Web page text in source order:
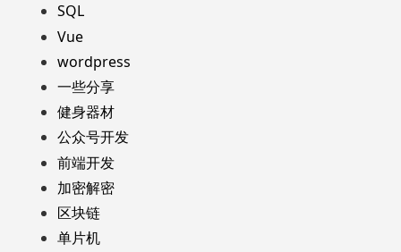
SQL
Vue
wordpress
一些分享
健身器材
公众号开发
前端开发
加密解密
区块链
单片机